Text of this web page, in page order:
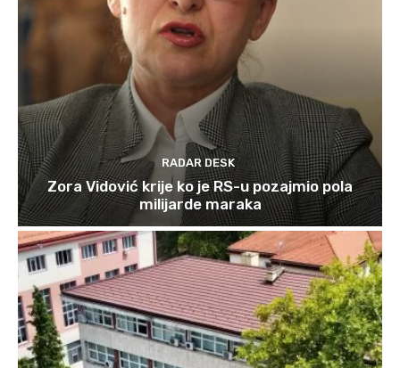
RADAR DESK
Zora Vidović krije ko je RS-u pozajmio pola
milijarde maraka